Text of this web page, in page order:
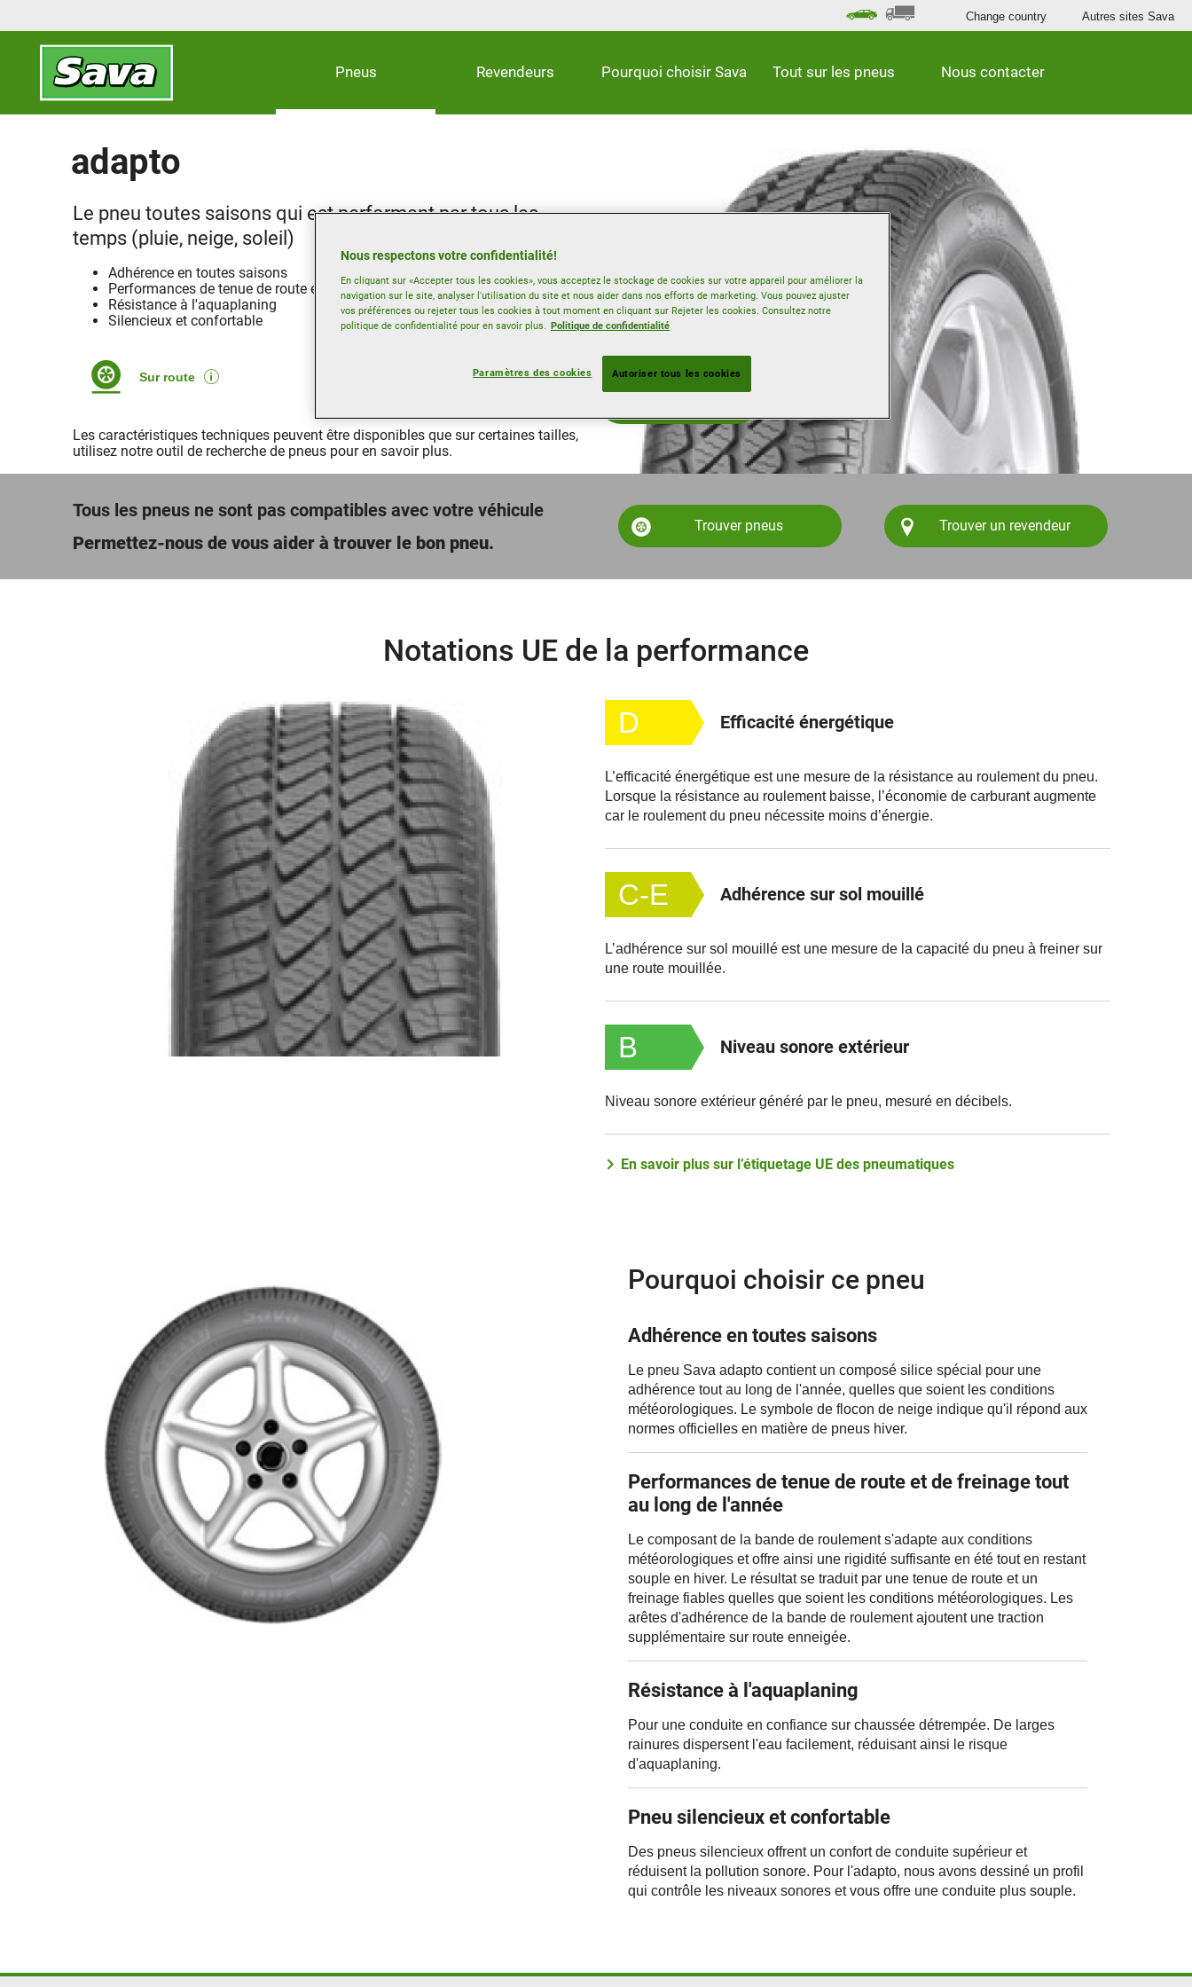
Pneus Revendeurs Pourquoi choisir Sava Tout sur les pneus Nous contacter
Change country Autres sites Sava
adapto
Le pneu toutes saisons qui est performant par tous les
temps (pluie, neige, soleil)
Adhérence en toutes saisons
Performances de tenue de route et de freinage tout au long de l'année
Résistance à l'aquaplaning
Silencieux et confortable
Sur route Adhérence sur la neige
Les caractéristiques techniques peuvent être disponibles que sur certaines tailles,
utilisez notre outil de recherche de pneus pour en savoir plus.
Toutes saisons
Tous les pneus ne sont pas compatibles avec votre véhicule
Permettez-nous de vous aider à trouver le bon pneu.
Trouver pneus Trouver un revendeur
Notations UE de la performance
D Efficacité énergétique
L’efficacité énergétique est une mesure de la résistance au roulement du pneu.
Lorsque la résistance au roulement baisse, l’économie de carburant augmente
car le roulement du pneu nécessite moins d’énergie.
C-E Adhérence sur sol mouillé
L’adhérence sur sol mouillé est une mesure de la capacité du pneu à freiner sur
une route mouillée.
B Niveau sonore extérieur
Niveau sonore extérieur généré par le pneu, mesuré en décibels.
En savoir plus sur l’étiquetage UE des pneumatiques
Pourquoi choisir ce pneu
Adhérence en toutes saisons
Le pneu Sava adapto contient un composé silice spécial pour une
adhérence tout au long de l'année, quelles que soient les conditions
météorologiques. Le symbole de flocon de neige indique qu'il répond aux
normes officielles en matière de pneus hiver.
Performances de tenue de route et de freinage tout
au long de l'année
Le composant de la bande de roulement s'adapte aux conditions
météorologiques et offre ainsi une rigidité suffisante en été tout en restant
souple en hiver. Le résultat se traduit par une tenue de route et un
freinage fiables quelles que soient les conditions météorologiques. Les
arêtes d'adhérence de la bande de roulement ajoutent une traction
supplémentaire sur route enneigée.
Résistance à l'aquaplaning
Pour une conduite en confiance sur chaussée détrempée. De larges
rainures dispersent l'eau facilement, réduisant ainsi le risque
d'aquaplaning.
Pneu silencieux et confortable
Des pneus silencieux offrent un confort de conduite supérieur et
réduisent la pollution sonore. Pour l'adapto, nous avons dessiné un profil
qui contrôle les niveaux sonores et vous offre une conduite plus souple.
Nous respectons votre confidentialité!
En cliquant sur «Accepter tous les cookies», vous acceptez le stockage de cookies sur votre appareil pour améliorer la
navigation sur le site, analyser l'utilisation du site et nous aider dans nos efforts de marketing. Vous pouvez ajuster
vos préférences ou rejeter tous les cookies à tout moment en cliquant sur Rejeter les cookies. Consultez notre
politique de confidentialité pour en savoir plus. Politique de confidentialité
Paramètres des cookies Autoriser tous les cookies